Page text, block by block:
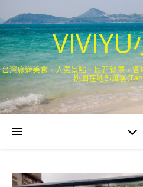
台灣旅遊美食、人氣景點、最新餐廳、
桃園在地部落客